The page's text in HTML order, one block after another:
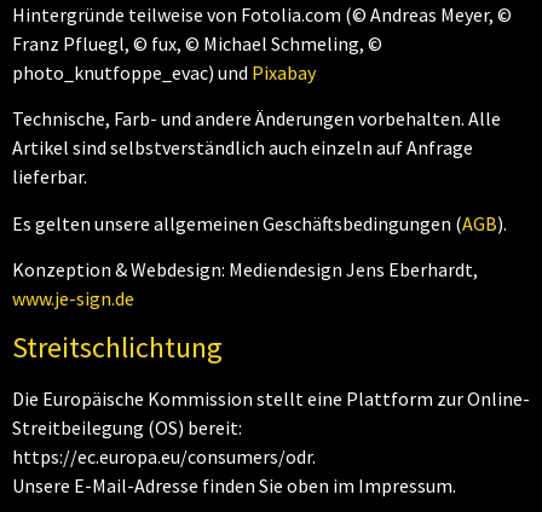
Hintergründe teilweise von Fotolia.com (© Andreas Meyer, ©
Franz Pfluegl, © fux, © Michael Schmeling, ©
photo_knutfoppe_evac) und Pixabay
Technische, Farb- und andere Änderungen vorbehalten. Alle
Artikel sind selbstverständlich auch einzeln auf Anfrage
lieferbar.
Es gelten unsere allgemeinen Geschäftsbedingungen (AGB).
Konzeption & Webdesign: Mediendesign Jens Eberhardt,
www.je-sign.de
Streitschlichtung
Die Europäische Kommission stellt eine Plattform zur Online-
Streitbeilegung (OS) bereit:
https://ec.europa.eu/consumers/odr.
Unsere E-Mail-Adresse finden Sie oben im Impressum.